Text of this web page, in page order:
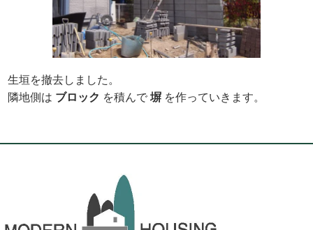
生垣を撤去しました。
隣地側は ブロック を積んで塀 を作っていきます。